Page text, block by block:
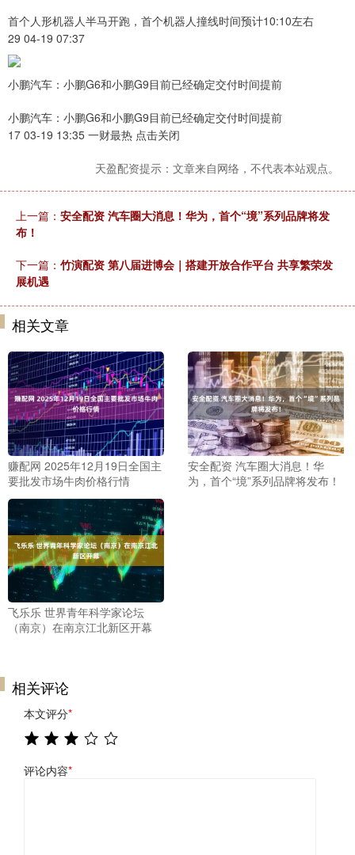
首个人形机器人半马开跑，首个机器人撞线时间预计10:10左右
29 04-19 07:37
小鹏汽车：小鹏G6和小鹏G9目前已经确定交付时间提前
小鹏汽车：小鹏G6和小鹏G9目前已经确定交付时间提前
17 03-19 13:35 一财最热 点击关闭
天盈配资提示：文章来自网络，不代表本站观点。
上一篇： 安全配资 汽车圈大消息！华为，首个“境”系列品牌将发
布！
下一篇： 竹演配资 第八届进博会｜搭建开放合作平台 共享繁荣发
展机遇
相关文章
赚配网 2025年12月19日全国主
要批发市场牛肉价格行情
安全配资 汽车圈大消息！华
为，首个“境”系列品牌将发布！
飞乐乐 世界青年科学家论坛
（南京）在南京江北新区开幕
相关评论
本文评分*
评论内容*